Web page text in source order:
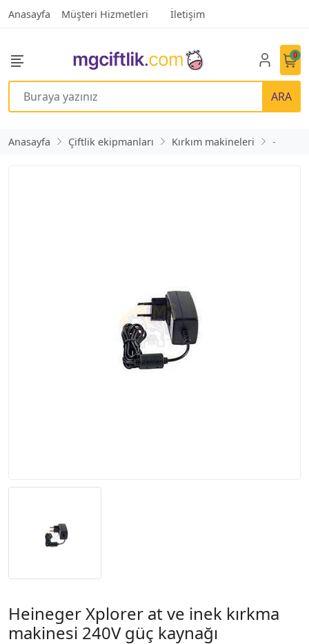
Anasayfa Müşteri Hizmetleri İletişim
ARA
0
Anasayfa Çiftlik ekipmanları Kırkım makineleri -
Heineger Xplorer at ve inek kırkma
makinesi 240V güç kaynağı